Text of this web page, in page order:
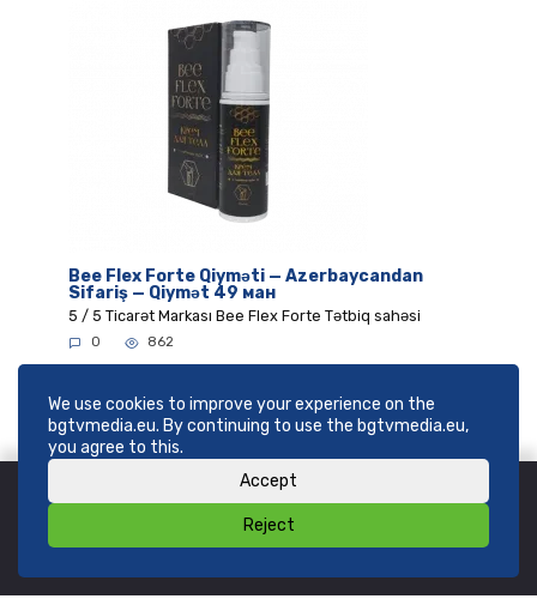
We use cookies to improve your experience on the
bgtvmedia.eu. By continuing to use the bgtvmedia.eu,
you agree to this.
Accept
Reject
Bee Flex Forte Qiyməti — Azerbaycandan
Sifariş — Qiymət 49 ман
5 / 5 Ticarət Markası Bee Flex Forte Tətbiq sahəsi
0 862